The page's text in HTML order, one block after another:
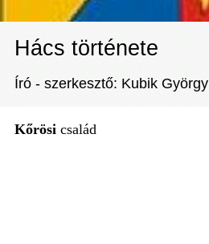
Hács története
Író - szerkesztő: Kubik György
Kőrösi család